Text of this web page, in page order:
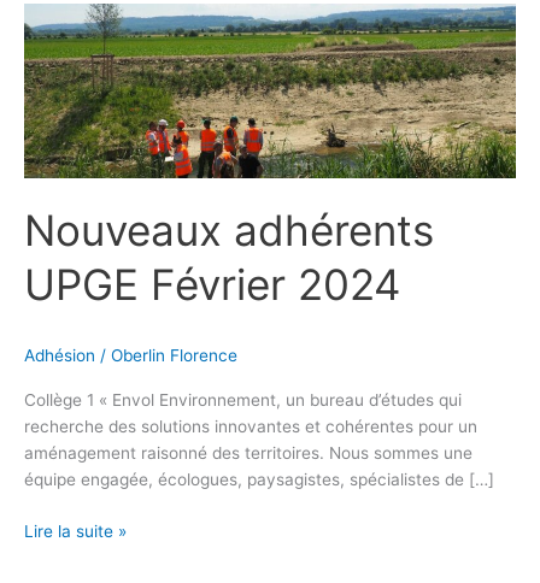
Nouveaux adhérents
UPGE Février 2024
Adhésion / Oberlin Florence
Collège 1 « Envol Environnement, un bureau d’études qui
recherche des solutions innovantes et cohérentes pour un
aménagement raisonné des territoires. Nous sommes une
équipe engagée, écologues, paysagistes, spécialistes de […]
Nouveaux
adhérents
UPGE
Février
2024
Lire la suite »